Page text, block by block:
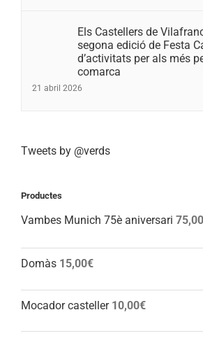
Els Castellers de
segona edició de Festa
d’activitats per als més
comarca
21 abril 2026
Tweets by @verds
Productes
Vambes Munich 75è aniversari 75,00
Domàs 15,00€
Mocador casteller 10,00€